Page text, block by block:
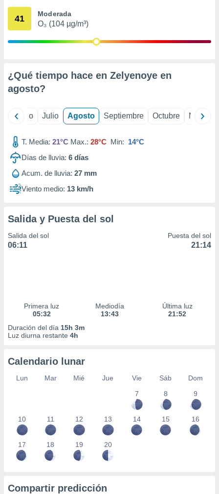
mediante
publicidad
1199
41 Moderada
O₃ (104 µg/m³)
¿Qué tiempo hace en Zelyenoye en
agosto?
Junio Julio Agosto Septiembre Octubre
T. Media: 21°C Max.: 28°C Min: 14°C
Días de lluvia: 6 días
Acum. de lluvia: 27 mm
Viento medio: 13 km/h
Salida y Puesta del sol
Salida del sol
06:11
Puesta del sol
21:14
Primera luz
05:32
Mediodía
13:43
Última luz
21:52
Duración del día 15h 3m
Luz diurna restante 4h
Calendario lunar
Lun Mar Mié Jue Vie Sáb
Dom
7
8 9
10 11 12 13 14 15 16
17 18 19 20
Compartir predicción